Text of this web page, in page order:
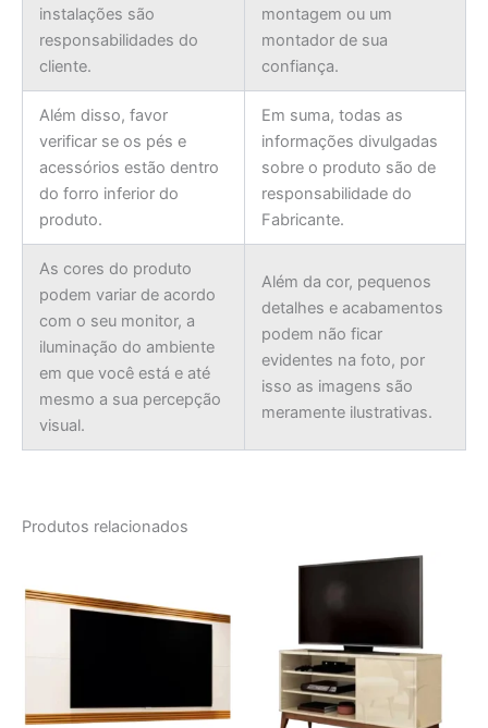
instalações são
responsabilidades do
cliente.
montagem ou um
montador de sua
confiança.
Além disso, favor
verificar se os pés e
acessórios estão dentro
do forro inferior do
produto.
Em suma, todas as
informações divulgadas
sobre o produto são de
responsabilidade do
Fabricante.
As cores do produto
podem variar de acordo
com o seu monitor, a
iluminação do ambiente
em que você está e até
mesmo a sua percepção
visual.
Além da cor, pequenos
detalhes e acabamentos
podem não ficar
evidentes na foto, por
isso as imagens são
meramente ilustrativas.
Produtos relacionados